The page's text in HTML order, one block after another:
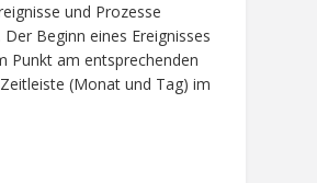
und Prozesse
Beginn eines Ereignisses
Punkt am entsprechenden
(Monat und Tag) im